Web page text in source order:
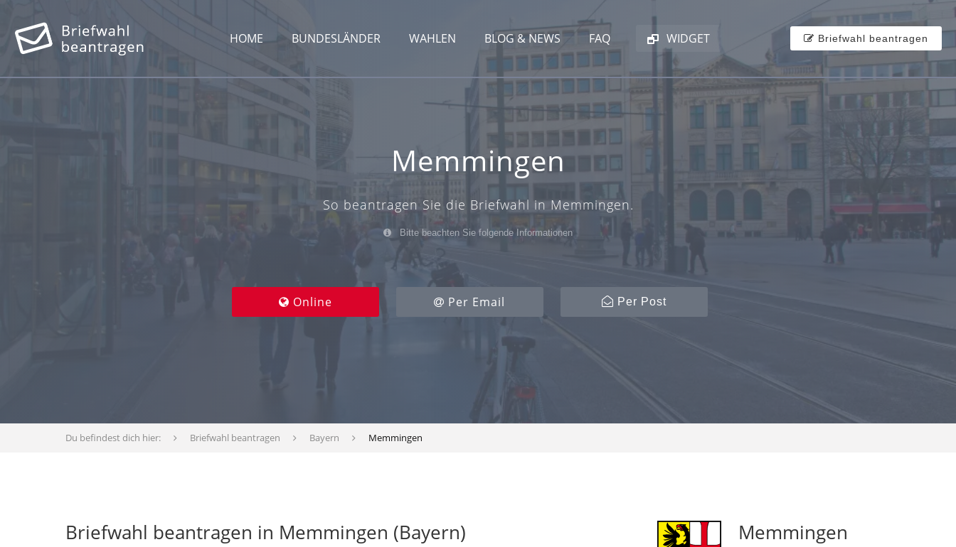
HOME BUNDESLÄNDER WAHLEN BLOG & NEWS FAQ WIDGET Briefwahl beantragen
Memmingen
So beantragen Sie die Briefwahl in Memmingen.
Bitte beachten Sie folgende Informationen
Online Per Email Per Post
Du befindest dich hier: Briefwahl beantragen Bayern Memmingen
Briefwahl beantragen in Memmingen (Bayern) Memmingen